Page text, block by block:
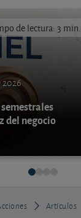
de lectura: 3 min.
2026
del negocio
Artículos